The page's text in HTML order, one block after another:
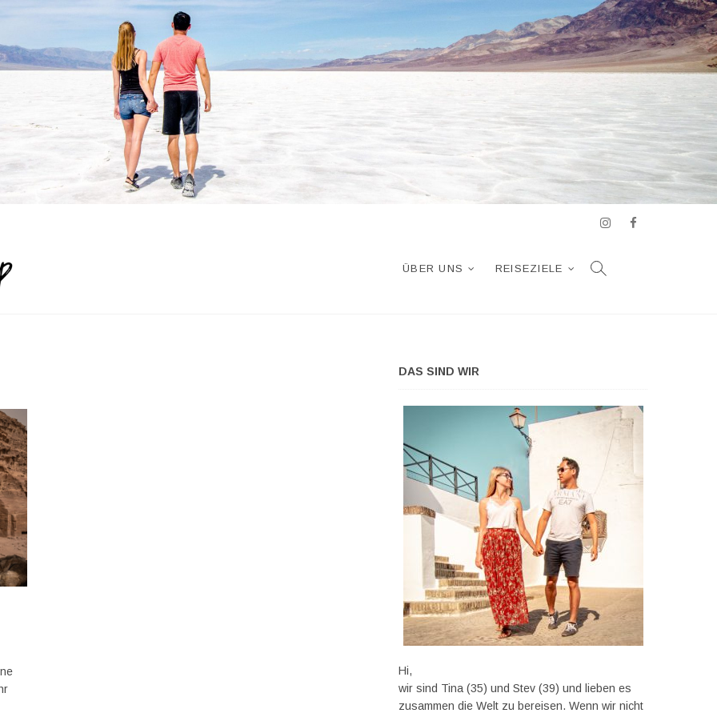
Instagram
ÜBER UNS REISEZIELE
DAS SIND WIR
Hi,
wir sind Tina (35) und Stev (39) und lieben es
zusammen die Welt zu bereisen. Wenn wir nicht